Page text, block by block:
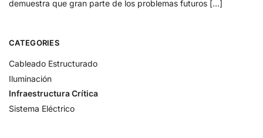
demuestra que gran parte de los problemas futuros […]
CATEGORIES
Cableado Estructurado
Iluminación
Infraestructura Crítica
Sistema Eléctrico